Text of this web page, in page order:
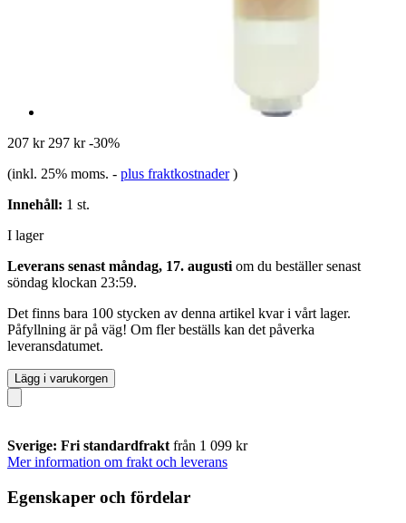
207 kr 297 kr -30%
(inkl. 25% moms. - plus fraktkostnader )
Innehåll: 1 st.
I lager
Leverans senast måndag, 17. augusti om du beställer senast
söndag klockan 23:59.
Det finns bara 100 stycken av denna artikel kvar i vårt lager.
Påfyllning är på väg! Om fler beställs kan det påverka
leveransdatumet.
Lägg i varukorgen
Sverige: Fri standardfrakt från 1 099 kr
Mer information om frakt och leverans
Egenskaper och fördelar